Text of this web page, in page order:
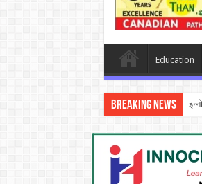
Education
Breaking News